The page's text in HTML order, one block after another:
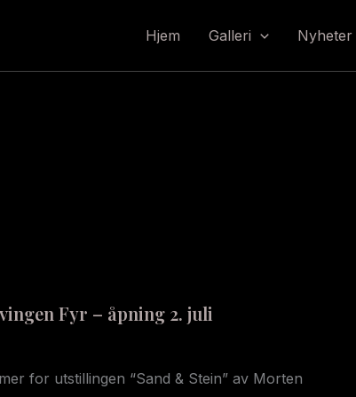
Hjem Galleri Nyheter
Fyr – åpning 2. juli
for utstillingen “Sand & Stein” av Morten